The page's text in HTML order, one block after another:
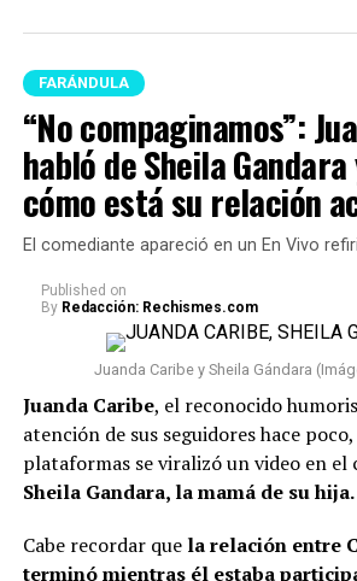
FARÁNDULA
“No compaginamos”:
habló de Sheila
cómo está su relación
El comediante apareció en un En Vivo
Published on
By Redacción: Rechismes.com
Juanda Caribe y Sheila Gándara
Juanda Caribe, el reconocido
atención de sus seguidores hace
plataformas se viralizó un video en el
Sheila Gandara, la mamá de su hija.
Cabe recordar que la relación entre
terminó mientras él estaba